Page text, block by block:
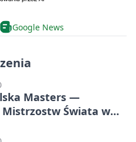
Google News
Masters —
Świata w